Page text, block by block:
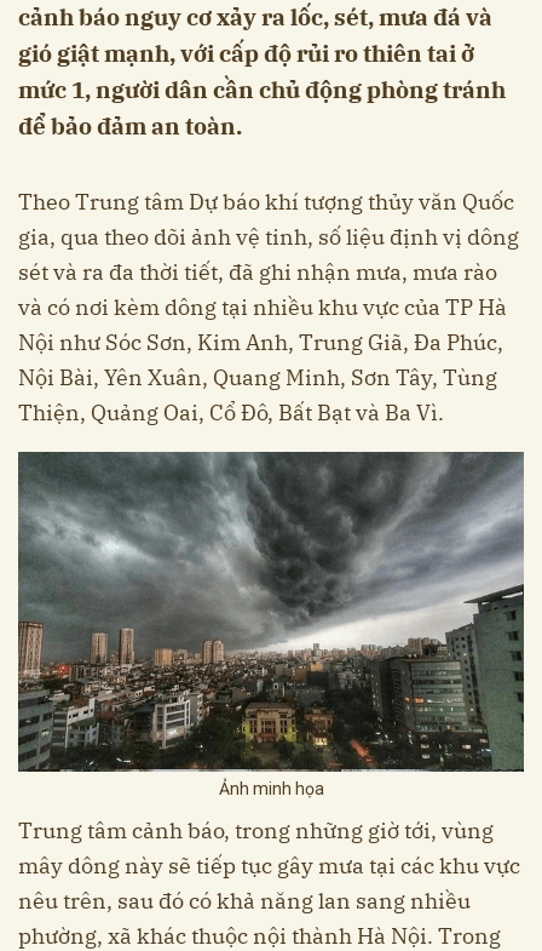
cảnh báo nguy cơ xảy ra lốc, sét, mưa đá và
gió giật mạnh, với cấp độ rủi ro thiên tai ở
mức 1, người dân cần chủ động phòng tránh
để bảo đảm an toàn.
Theo Trung tâm Dự báo khí tượng thủy văn Quốc
gia, qua theo dõi ảnh vệ tinh, số liệu định vị dông
sét và ra đa thời tiết, đã ghi nhận mưa, mưa rào
và có nơi kèm dông tại nhiều khu vực của TP Hà
Nội như Sóc Sơn, Kim Anh, Trung Giã, Đa Phúc,
Nội Bài, Yên Xuân, Quang Minh, Sơn Tây, Tùng
Thiện, Quảng Oai, Cổ Đô, Bất Bạt và Ba Vì.
Ảnh minh họa
Trung tâm cảnh báo, trong những giờ tới, vùng
mây dông này sẽ tiếp tục gây mưa tại các khu vực
nêu trên, sau đó có khả năng lan sang nhiều
phường, xã khác thuộc nội thành Hà Nội. Trong